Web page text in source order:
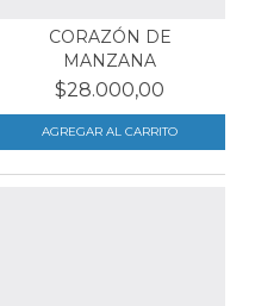
CORAZÓN DE
MANZANA
$28.000,00